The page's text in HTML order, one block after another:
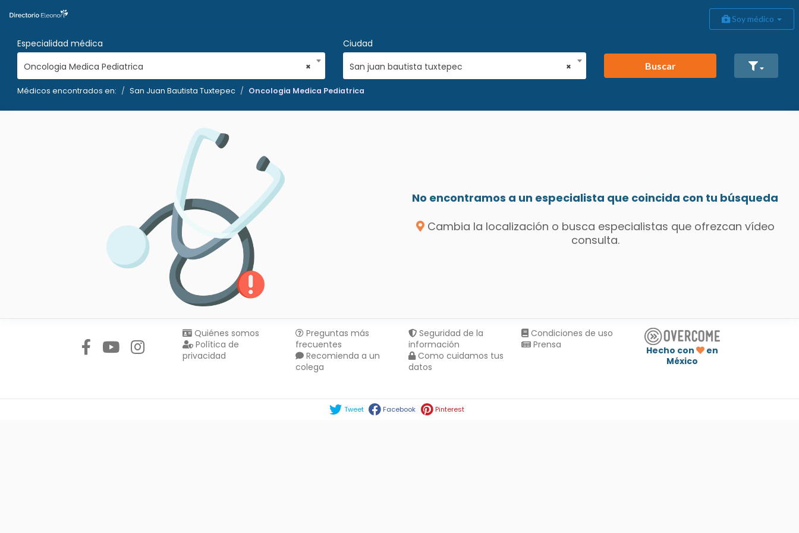
Soy médico
Especialidad médica
×
Oncologia Medica Pediatrica
Ciudad
×
San juan bautista tuxtepec Buscar
Médicos encontrados en: San Juan Bautista Tuxtepec Oncologia Medica Pediatrica
No encontramos a un especialista que coincida con tu búsqueda
Cambia la localización o busca especialistas que ofrezcan vídeo
consulta.
Quiénes somos
Política de
privacidad
Preguntas más
frecuentes
Recomienda a un
colega
Seguridad de la
información
Como cuidamos tus
datos
Condiciones de uso
Prensa
Hecho con
en
México
Tweet Facebook Pinterest